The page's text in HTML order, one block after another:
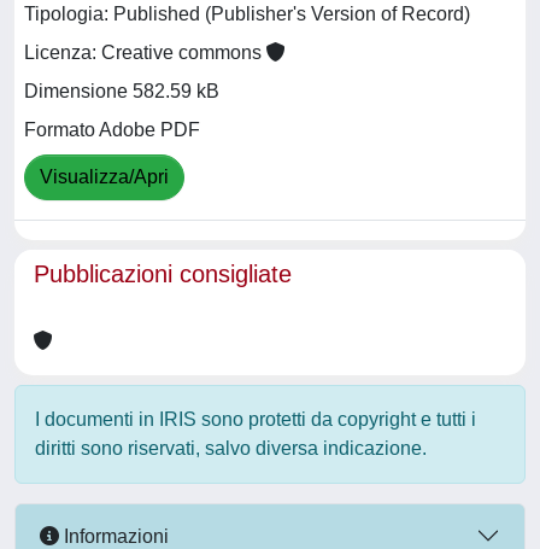
Tipologia: Published (Publisher's Version of Record)
Licenza: Creative commons
Dimensione 582.59 kB
Formato Adobe PDF
Visualizza/Apri
Pubblicazioni consigliate
I documenti in IRIS sono protetti da copyright e tutti i
diritti sono riservati, salvo diversa indicazione.
Informazioni